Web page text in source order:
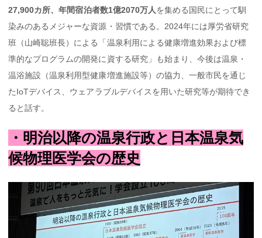
27,900カ所、年間宿泊者数1億2070万人を集める国民にとって馴
染みのあるメジャーな資源・習慣である。2024年には厚労省研究
班（山崎聡班長）による「温泉利用による健康増進効果および標
準的なプログラムの開発に資する研究」も始まり、今後は温泉・
温浴施設（温泉利用型健康増進施設等）の協力、一般市民を通じ
たIoTデバイス、ウェアラブルデバイスを用いた研究等が期待でき
ると話す。
・明治以降の温泉行政と日本温泉気
候物理医学会の歴史